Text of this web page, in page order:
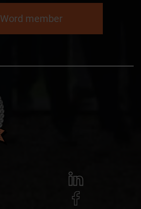
Word member